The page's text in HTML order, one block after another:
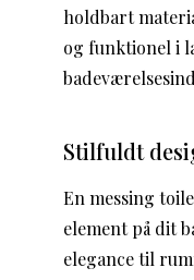
holdbart
og funktionel i
Stilfuldt
En messing
element på dit
elegance til